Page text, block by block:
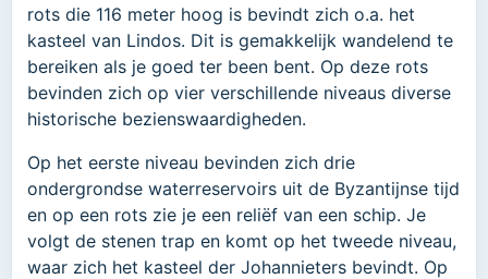
rots die 116 meter hoog is bevindt zich o.a. het
kasteel van Lindos. Dit is gemakkelijk wandelend te
bereiken als je goed ter been bent. Op deze rots
bevinden zich op vier verschillende niveaus diverse
historische bezienswaardigheden.
Op het eerste niveau bevinden zich drie
ondergrondse waterreservoirs uit de Byzantijnse tijd
en op een rots zie je een reliëf van een schip. Je
volgt de stenen trap en komt op het tweede niveau,
waar zich het kasteel der Johannieters bevindt. Op